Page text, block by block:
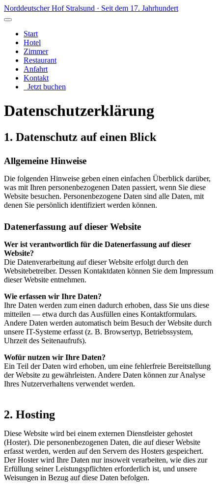
Norddeutscher Hof Stralsund · Seit dem 17. Jahrhundert
Start
Hotel
Zimmer
Restaurant
Anfahrt
Kontakt
Jetzt buchen
Datenschutzerklärung
1. Datenschutz auf einen Blick
Allgemeine Hinweise
Die folgenden Hinweise geben einen einfachen Überblick darüber,
was mit Ihren personenbezogenen Daten passiert, wenn Sie diese
Website besuchen. Personenbezogene Daten sind alle Daten, mit
denen Sie persönlich identifiziert werden können.
Datenerfassung auf dieser Website
Wer ist verantwortlich für die Datenerfassung auf dieser
Website?
Die Datenverarbeitung auf dieser Website erfolgt durch den
Websitebetreiber. Dessen Kontaktdaten können Sie dem Impressum
dieser Website entnehmen.
Wie erfassen wir Ihre Daten?
Ihre Daten werden zum einen dadurch erhoben, dass Sie uns diese
mitteilen — etwa durch das Ausfüllen eines Kontaktformulars.
Andere Daten werden automatisch beim Besuch der Website durch
unsere IT-Systeme erfasst (z. B. Browsertyp, Betriebssystem,
Uhrzeit des Seitenaufrufs).
Wofür nutzen wir Ihre Daten?
Ein Teil der Daten wird erhoben, um eine fehlerfreie Bereitstellung
der Website zu gewährleisten. Andere Daten können zur Analyse
Ihres Nutzerverhaltens verwendet werden.
2. Hosting
Diese Website wird bei einem externen Dienstleister gehostet
(Hoster). Die personenbezogenen Daten, die auf dieser Website
erfasst werden, werden auf den Servern des Hosters gespeichert.
Der Hoster wird Ihre Daten nur insoweit verarbeiten, wie dies zur
Erfüllung seiner Leistungspflichten erforderlich ist, und unsere
Weisungen in Bezug auf diese Daten befolgen.